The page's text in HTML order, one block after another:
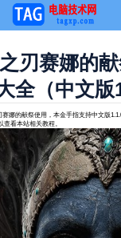
刃赛娜的
全（中文版
娜的献祭使用，本金手指支持中文版
看本站相关教程。